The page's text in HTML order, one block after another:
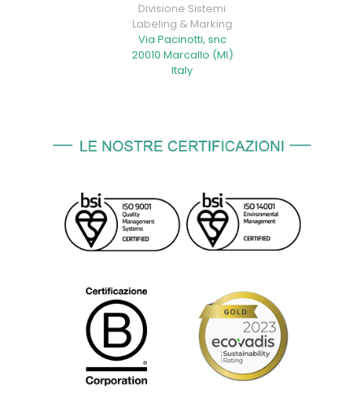
Divisione Sistemi
Labeling & Marking
Via Pacinotti, snc
20010 Marcallo (MI)
Italy